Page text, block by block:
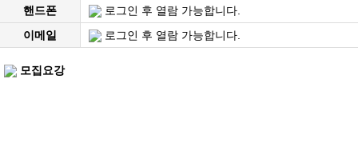
핸드폰
로그인 후 열람 가능합니다.
이메일
로그인 후 열람 가능합니다.
모집요강